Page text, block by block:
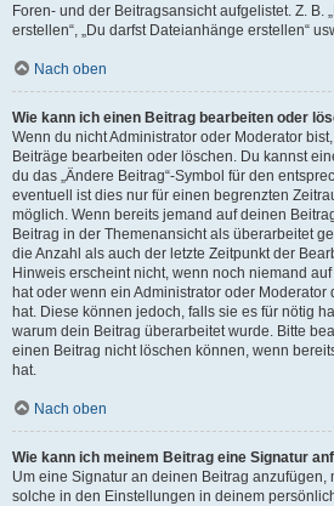
Foren- und der Beitragsansicht aufgelistet. Z. B.
erstellen“, „Du darfst Dateianhänge erstellen“
Nach oben
Wie kann ich einen Beitrag bearbeiten oder
Wenn du nicht Administrator oder Moderator
Beiträge bearbeiten oder löschen. Du kannst
du das „Ändere Beitrag“-Symbol für den
eventuell ist dies nur für einen begrenzten
möglich. Wenn bereits jemand auf deinen
Beitrag in der Themenansicht als überarbeitet
die Anzahl als auch der letzte Zeitpunkt der
Hinweis erscheint nicht, wenn noch niemand
hat oder wenn ein Administrator oder
hat. Diese können jedoch, falls sie es für nötig
warum dein Beitrag überarbeitet wurde. Bitte
einen Beitrag nicht löschen können, wenn
hat.
Nach oben
Wie kann ich meinem Beitrag eine Signatur
Um eine Signatur an deinen Beitrag anzufügen,
solche in den Einstellungen in deinem